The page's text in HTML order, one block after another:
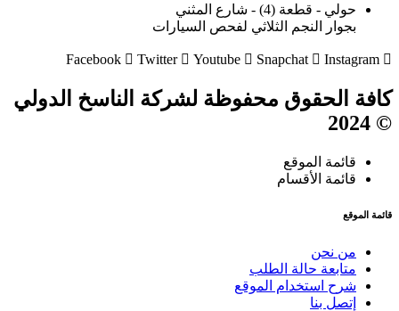
حولي - قطعة (4) - شارع المثني
بجوار النجم الثلاثي لفحص السيارات
Facebook Twitter Youtube Snapchat Instagram
كافة الحقوق محفوظة لشركة الناسخ الدولي
© 2024
قائمة الموقع
قائمة الأقسام
قائمة الموقع
من نحن
متابعة حالة الطلب
شرح استخدام الموقع
إتصل بنا